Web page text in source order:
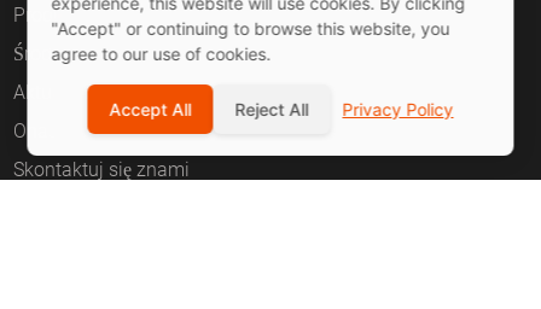
Produkty
Środowisko
Aktualności
Onas
Skontaktuj się znami
"Accept" or continuing to browse this website, you
agree to our use of cookies.
Accept All Reject All Privacy Policy